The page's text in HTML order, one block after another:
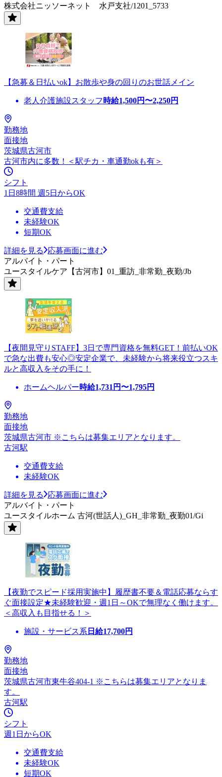
株式会社ニッソーネット 水戸支社/1201_5733
【急募＆日払いok】お散歩や身の回りのお世話メイン
老人介護施設スタッフ 時給1,500円〜2,250円
勤務地
面接地
茨城県古河市
古河市内に多数！＜駅チカ・車通勤okも有＞
シフト
1日8時間 週5日からOK
交通費支給
未経験OK
短期OK
詳細を見る
応募画面に進む
アルバイト・パート
ユースタイルケア【古河市】01_重訪_非常勤_夜勤/Jb
【夜間見守りSTAFF】3日で専門資格を無料GET！前払いOK
で急な出費も安心◎安定企業で、未経験から将来役立つスキ
ルと高収入をその手に！
ホームヘルパー時給1,731 円〜1,795円
勤務地
面接地
茨城県古河市 ※こちらは募集エリアとなります。
古河駅
交通費支給
未経験OK
詳細を見る
応募画面に進む
アルバイト・パート
ユースタイルホーム 古河(世話人)_GH_非常勤_夜勤01/Gi
【夜勤でスピード採用実施中】履歴書不要＆電話応募ならす
ぐ面接設定★未経験歓迎・週1日～OKで無理なく働けます。
＜高収入も目指せる！＞
施設・サービス系 日給17,700円
勤務地
面接地
茨城県古河市東牛谷404-1 ※こちらは募集エリアとなりま
す。
古河駅
シフト
週1日からOK
交通費支給
未経験OK
短期OK